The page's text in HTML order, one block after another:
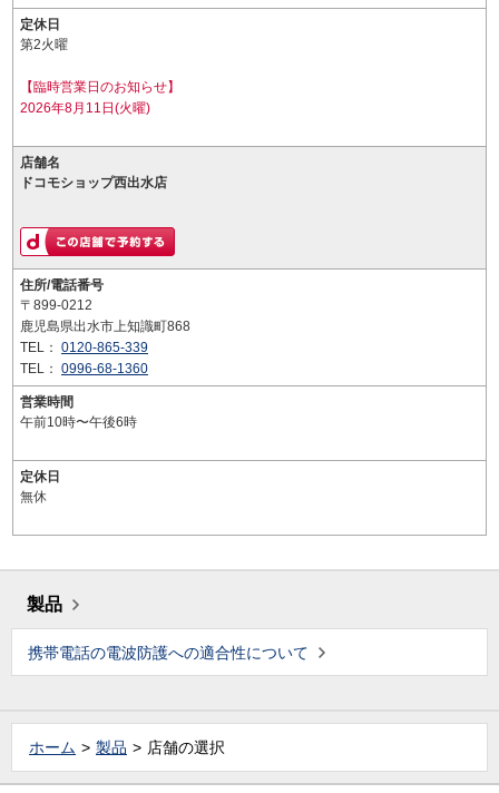
定休日
第2火曜
【臨時営業日のお知らせ】
2026年8月11日(火曜)
店舗名
ドコモショップ西出水店
住所/電話番号
〒899-0212
鹿児島県出水市上知識町868
TEL： 0120-865-339
TEL： 0996-68-1360
営業時間
午前10時〜午後6時
定休日
無休
製品
携帯電話の電波防護への適合性について
ホーム 製品 店舗の選択